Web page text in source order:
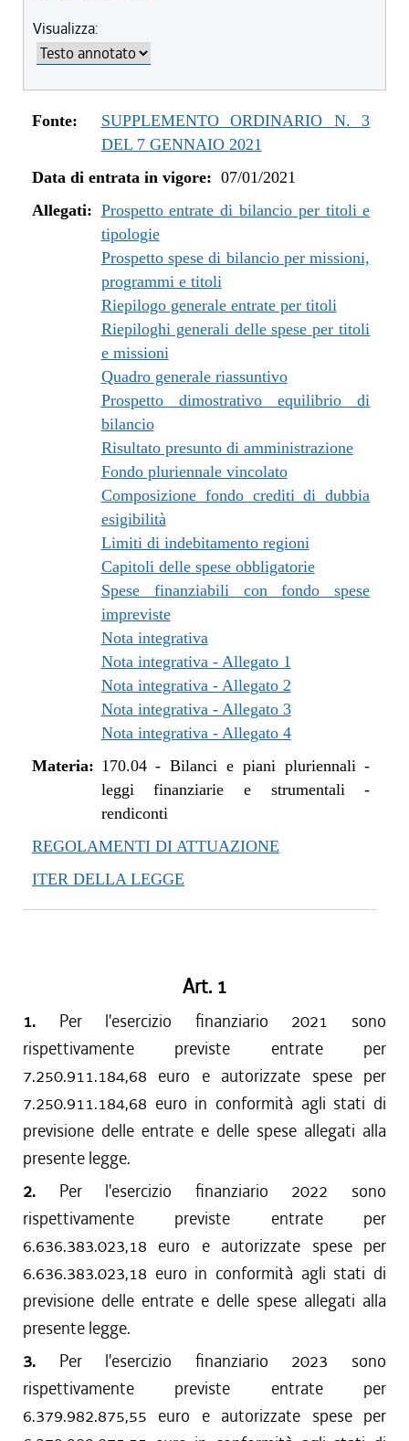
Visualizza:
Fonte:
SUPPLEMENTO ORDINARIO N. 3
DEL 7 GENNAIO 2021
Data di entrata in vigore: 07/01/2021
Allegati: Prospetto entrate di bilancio per titoli e
tipologie
Prospetto spese di bilancio per missioni,
programmi e titoli
Riepilogo generale entrate per titoli
Riepiloghi generali delle spese per titoli
e missioni
Quadro generale riassuntivo
Prospetto dimostrativo equilibrio di
bilancio
Risultato presunto di amministrazione
Fondo pluriennale vincolato
Composizione fondo crediti di dubbia
esigibilità
Limiti di indebitamento regioni
Capitoli delle spese obbligatorie
Spese finanziabili con fondo spese
impreviste
Nota integrativa
Nota integrativa - Allegato 1
Nota integrativa - Allegato 2
Nota integrativa - Allegato 3
Nota integrativa - Allegato 4
Materia: 170.04-Bilanci e piani pluriennali -
leggi finanziarie e strumentali -
rendiconti
REGOLAMENTI DI ATTUAZIONE
ITER DELLA LEGGE
Art. 1
1. Per l'esercizio finanziario 2021 sono
rispettivamente previste entrate per
7.250.911.184,68 euro e autorizzate spese per
7.250.911.184,68 euro in conformità agli stati di
previsione delle entrate e delle spese allegati alla
presente legge.
2. Per l'esercizio finanziario 2022 sono
rispettivamente previste entrate per
6.636.383.023,18 euro e autorizzate spese per
6.636.383.023,18 euro in conformità agli stati di
previsione delle entrate e delle spese allegati alla
presente legge.
3. Per l'esercizio finanziario 2023 sono
rispettivamente previste entrate per
6.379.982.875,55 euro e autorizzate spese per